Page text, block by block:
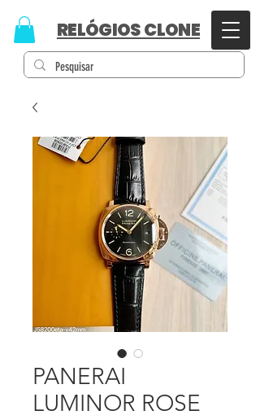
RELÓGIOS CLONE
PANERAI
LUMINOR ROSE